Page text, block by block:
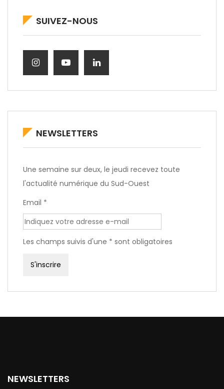
SUIVEZ-NOUS
NEWSLETTERS
Une semaine sur deux, le jeudi recevez toute
l'actualité numérique du Sud-Ouest
Email *
Les champs suivis d'une * sont obligatoires
NEWSLETTERS